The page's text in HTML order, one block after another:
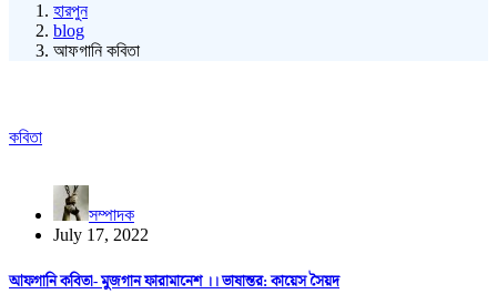
হারপুন
blog
আফগানি কবিতা
কবিতা
সম্পাদক
July 17, 2022
আফগানি কবিতা- মুজগান ফারামানেশ ।। ভাষান্তর: কায়েস সৈয়দ